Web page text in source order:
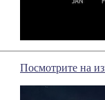
Посмотрите на